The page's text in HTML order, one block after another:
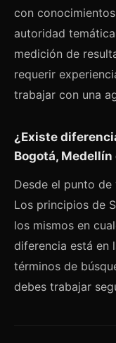
con
autoridad
medición de
requerir
trabajar con una
¿Existe
Bogotá,
Desde el punto
Los principios de
los mismos en
diferencia está en
términos de
debes trabajar